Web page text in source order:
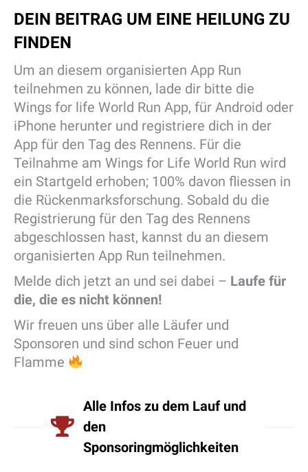
DEIN BEITRAG UM EINE HEILUNG ZU
FINDEN
Um an diesem organisierten App Run
teilnehmen zu können, lade dir bitte die
Wings for life World Run App, für Android oder
iPhone herunter und registriere dich in der
App für den Tag des Rennens. Für die
Teilnahme am Wings for Life World Run wird
ein Startgeld erhoben; 100% davon fliessen in
die Rückenmarksforschung. Sobald du die
Registrierung für den Tag des Rennens
abgeschlossen hast, kannst du an diesem
organisierten App Run teilnehmen.
Melde dich jetzt an und sei dabei – Laufe für
die, die es nicht können!
Wir freuen uns über alle Läufer und
Sponsoren und sind schon Feuer und
Flamme
Alle Infos zu dem Lauf und
den
Sponsoringmöglichkeiten